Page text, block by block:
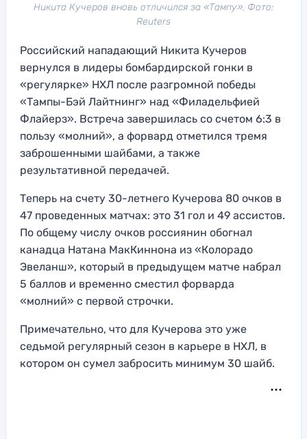
Никита Кучеров вновь отличился за «Тампу». Фото:
Reuters
Российский нападающий Никита Кучеров
вернулся в лидеры бомбардирской гонки в
«регулярке» НХЛ после разгромной победы
«Тампы-Бэй Лайтнинг» над «Филадельфией
Флайерз». Встреча завершилась со счетом 6:3 в
пользу «молний», а форвард отметился тремя
заброшенными шайбами, а также
результативной передачей.
Теперь на счету 30-летнего Кучерова 80 очков в
47 проведенных матчах: это 31 гол и 49 ассистов.
По общему числу очков россиянин обогнал
канадца Натана МакКиннона из «Колорадо
Эвеланш», который в предыдущем матче набрал
5 баллов и временно сместил форварда
«молний» с первой строчки.
Примечательно, что для Кучерова это уже
седьмой регулярный сезон в карьере в НХЛ, в
котором он сумел забросить минимум 30 шайб.